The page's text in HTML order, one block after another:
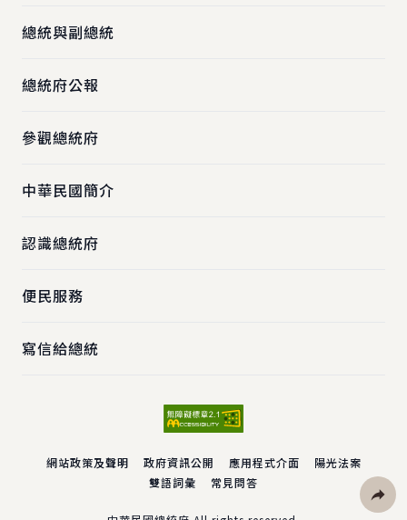
總統與副總統
總統府公報
參觀總統府
中華民國簡介
認識總統府
便民服務
寫信給總統
網站政策及聲明 政府資訊公開 應用程式介面
陽光法案
雙語詞彙
常見問答